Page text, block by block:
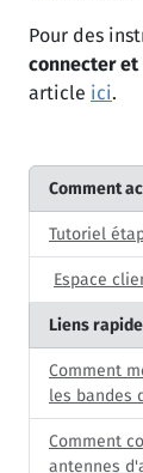
Pour des
connecter
article ici.
Comment
Tutoriel
Espace
Liens
Comment
les bandes
Comment
antennes